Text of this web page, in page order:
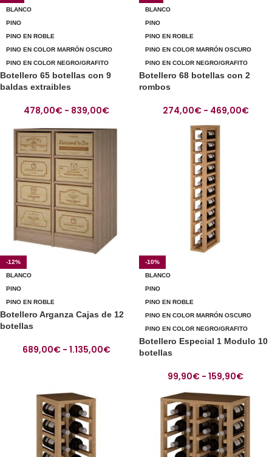
BLANCO
PINO
PINO EN ROBLE
PINO EN COLOR MARRÓN OSCURO
PINO EN COLOR NEGRO/GRAFITO
Botellero 65 botellas con 9
baldas extraibles
478,00€ - 839,00€
BLANCO
PINO
PINO EN ROBLE
PINO EN COLOR MARRÓN OSCURO
PINO EN COLOR NEGRO/GRAFITO
Botellero 68 botellas con 2
rombos
274,00€ - 469,00€
-12%
BLANCO
PINO
PINO EN ROBLE
Botellero Arganza Cajas de 12
botellas
689,00€ - 1.135,00€
-10%
BLANCO
PINO
PINO EN ROBLE
PINO EN COLOR MARRÓN OSCURO
PINO EN COLOR NEGRO/GRAFITO
Botellero Especial 1 Modulo 10
botellas
99,90€ - 159,90€